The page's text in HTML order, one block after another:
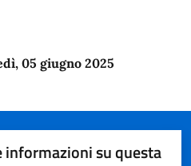
05 giugno 2025
informazioni su questa